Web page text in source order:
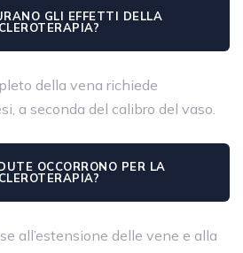
GLI EFFETTI DELLA
della vena richiede
a seconda del calibro del vaso.
OCCORRONO PER LA
all’estensione delle vene e alla